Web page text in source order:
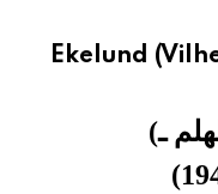
جديدة في عام 2026
Ekelund
ـ)
)